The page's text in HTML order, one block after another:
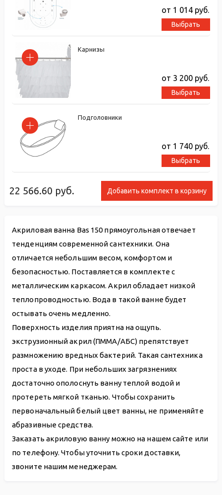
22 566.60 руб. Добавить комплект в корзину
от 1 014 руб.
Выбрать
Карнизы
от 3 200 руб.
Выбрать
Подголовники
от 1 740 руб.
Выбрать
Акриловая ванна Bas 150 прямоугольная отвечает
тенденциям современной сантехники. Она
отличается небольшим весом, комфортом и
безопасностью. Поставляется в комплекте с
металлическим каркасом. Акрил обладает низкой
теплопроводностью. Вода в такой ванне будет
остывать очень медленно.
Поверхность изделия приятна на ощупь.
экструзионный акрил (ПММА/АБС) препятствует
размножению вредных бактерий. Такая сантехника
проста в уходе. При небольших загрязнениях
достаточно ополоснуть ванну теплой водой и
протереть мягкой тканью. Чтобы сохранить
первоначальный белый цвет ванны, не применяйте
абразивные средства.
Заказать акриловую ванну можно на нашем сайте или
по телефону. Чтобы уточнить сроки доставки,
звоните нашим менеджерам.